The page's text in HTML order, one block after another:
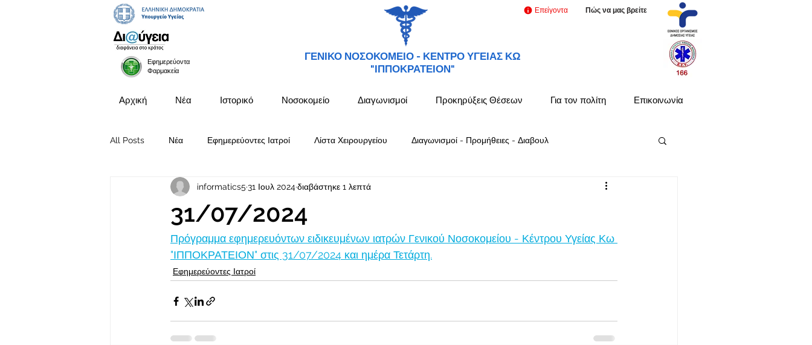
Εφημερεύοντα
Φαρμακεία
ΓΕΝΙΚΟ ΝΟΣΟΚΟΜΕΙΟ - ΚΕΝΤΡΟ ΥΓΕΙΑΣ ΚΩ
"ΙΠΠΟΚΡΑΤΕΙΟΝ"
Επείγοντα Πώς να μας βρείτε
Αρχική Νέα Ιστορικό Νοσοκομείο Διαγωνισμοί Προκηρύξεις Θέσεων Για τον πολίτη Επικοινωνία
All Posts Νέα Εφημερεύοντες Ιατροί Λίστα Χειρουργείου Διαγωνισμοί - Προμήθειες - Διαβουλ
Προκηρύξεις Θέσεων
31/07/2024
informatics5 31 Ιουλ 2024διαβάστηκε 1 λεπτά
Πρόγραμμα εφημερευόντων ειδικευμένων ιατρών Γενικού Νοσοκομείου - Κέντρου Υγείας Κω
"ΙΠΠΟΚΡΑΤΕΙΟΝ" στις 31/07/2024 και ημέρα Τετάρτη.
Εφημερεύοντες Ιατροί